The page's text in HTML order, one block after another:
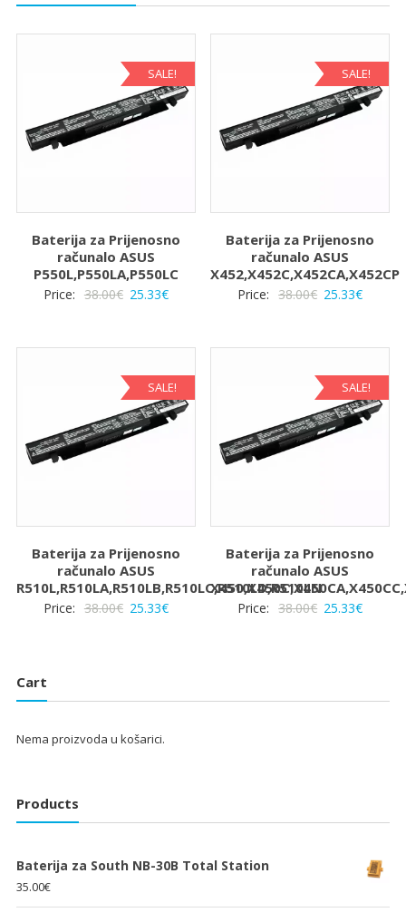
SALE!
Baterija za Prijenosno
računalo ASUS
P550L,P550LA,P550LC
Price: 38.00€ Izvorna
38.00€.
25.33€Trenutna
SALE!
Baterija za Prijenosno
računalo ASUS
X452,X452C,X452CA,X452CP
Price: 38.00€ Izvorna
38.00€.
25.33€
SALE!
Baterija za Prijenosno
računalo ASUS
R510L,R510LA,R510LB,R510LC,R510LD,R510LN
Price: 38.00€ Izvorna
38.00€.
25.33€Trenutna
SALE!
Baterija za Prijenosno
računalo ASUS
Price: 38.00€ Izvorna
38.00€.
25.33€
Cart
Nema proizvoda u košarici.
Products
Baterija za South NB-30B Total Station
35.00€